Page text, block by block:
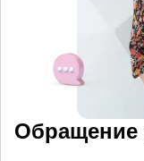
Обращение